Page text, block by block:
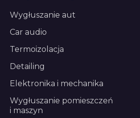
Wygłuszanie aut
Car audio
Termoizolacja
Detailing
Elektronika i mechanika
Wygłuszanie pomieszczeń
i maszyn